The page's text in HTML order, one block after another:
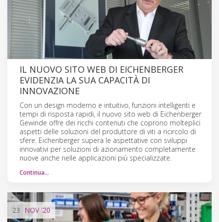
IL NUOVO SITO WEB DI EICHENBERGER
EVIDENZIA LA SUA CAPACITÀ DI
INNOVAZIONE
Con un design moderno e intuitivo, funzioni intelligenti e
tempi di risposta rapidi, il nuovo sito web di Eichenberger
Gewinde offre dei ricchi contenuti che coprono molteplici
aspetti delle soluzioni del produttore di viti a ricircolo di
sfere. Eichenberger supera le aspettative con sviluppi
innovativi per soluzioni di azionamento completamente
nuove anche nelle applicazioni più specializzate.
Continua…
23 NOV'20